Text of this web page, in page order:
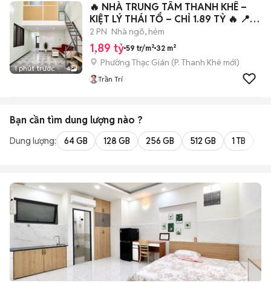
Hoang Van Thu , PN ,
TPHCM
1 phút trước 4
🔥 NHÀ TRUNG TÂM THANH KHÊ –
KIỆT LÝ THÁI TỔ – CHỈ 1.89 TỶ 🔥 📍
Kiệt Lý
2 PN Nhà ngõ, hẻm
1,89 tỷ 59 tr/m² 32 m²
Phường Thạc Gián (P. Thanh Khê mới)
Trần Trí
Bạn cần tìm dung lượng nào ?
Dung lượng: 64 GB 128 GB 256 GB 512 GB 1 TB